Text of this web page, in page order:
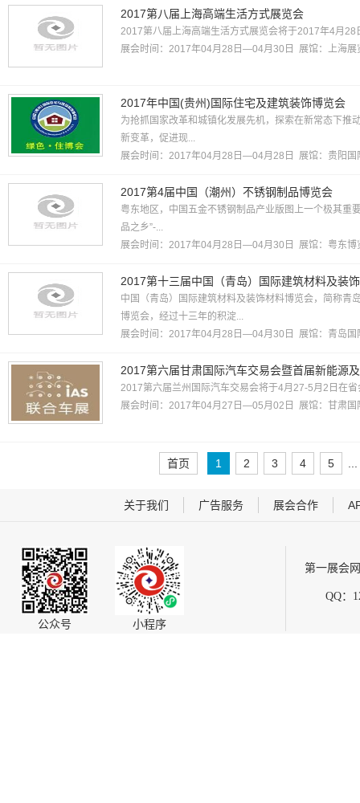
2017第八届上海高端生活方式展览会
2017第八届上海高端生活方式展览会将于2017年4月
展会时间：2017年04月28日—04月30日 展馆： 上海展
2017年中国(贵州)国际住宅及建筑装饰博览会
为抢抓国家改革和城镇化发展先机，探索在新常态下推
新变革，促进现...
展会时间：2017年04月28日—04月28日 展馆： 贵阳国
2017第4届中国（潮州）不锈钢制品博览会
粤东地区，中国五金不锈钢制品产业版图上一个极其重
品之乡”-...
展会时间：2017年04月28日—04月30日 展馆：粤东博
2017第十三届中国（青岛）国际建筑材料及装
中国（青岛）国际建筑材料及装饰材料博览会，简称
博览会，经过十三年的积淀...
展会时间：2017年04月28日—04月30日 展馆： 青岛国
2017第六届甘肃国际汽车交易会暨首届新能源
2017第六届兰州国际汽车交易会将于4月27-5月2日在省
展会时间：2017年04月27日—05月02日 展馆： 甘肃国
首页 1 2 3 4 5
关于我们 广告服务 展会合作
公众号 小程序
第一展会
QQ：